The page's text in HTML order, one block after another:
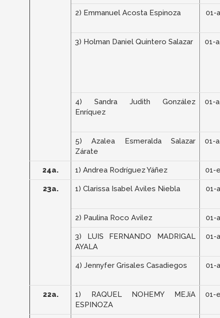
2) Emmanuel Acosta Espinoza 01-
3) Holman Daniel Quintero Salazar 01-
4) Sandra Judith González
Enríquez
01-
5) Azalea Esmeralda Salazar
Zárate
01-
24a. 1) Andrea Rodríguez Yáñez 01-
23a. 1) Clarissa Isabel Aviles Niebla 01-
2) Paulina Roco Avilez 01-
3) LUIS FERNANDO MADRIGAL
AYALA
01-
4) Jennyfer Grisales Casadiegos 01-
22a.
1) RAQUEL NOHEMY MEJíA
ESPINOZA
01-